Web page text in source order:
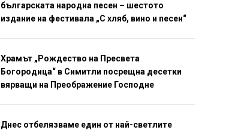
българската народна песен – шестото
издание на фестивала „С хляб, вино и песен“
Храмът „Рождество на Пресвета
Богородица“ в Симитли посрещна десетки
вярващи на Преображение Господне
Днес отбелязваме един от най-светлите